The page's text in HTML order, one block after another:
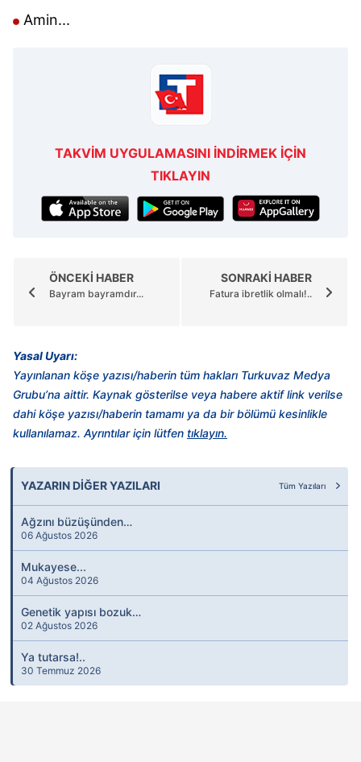
Amin...
TAKVİM UYGULAMASINI İNDİRMEK İÇİN
TIKLAYIN
ÖNCEKİ HABER
Bayram bayramdır...
SONRAKİ HABER
Fatura ibretlik olmalı!..
Yasal Uyarı:
Yayınlanan köşe yazısı/haberin tüm hakları Turkuvaz Medya
Grubu’na aittir. Kaynak gösterilse veya habere aktif link verilse
dahi köşe yazısı/haberin tamamı ya da bir bölümü kesinlikle
kullanılamaz. Ayrıntılar için lütfen tıklayın.
YAZARIN DİĞER YAZILARI Tüm Yazıları
Ağzını büzüşünden…
06 Ağustos 2026
Mukayese...
04 Ağustos 2026
Genetik yapısı bozuk…
02 Ağustos 2026
Ya tutarsa!..
30 Temmuz 2026